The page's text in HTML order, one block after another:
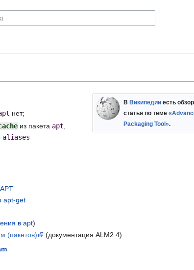
В Википедии есть
статья по теме
Packaging Tool».
нет;
из пакета apt
aliases
apt-get
в apt)
(пакетов)
(документация ALM2.4)